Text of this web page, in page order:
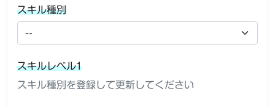
スキル種別
スキルレベル1
スキル種別を登録して更新してください